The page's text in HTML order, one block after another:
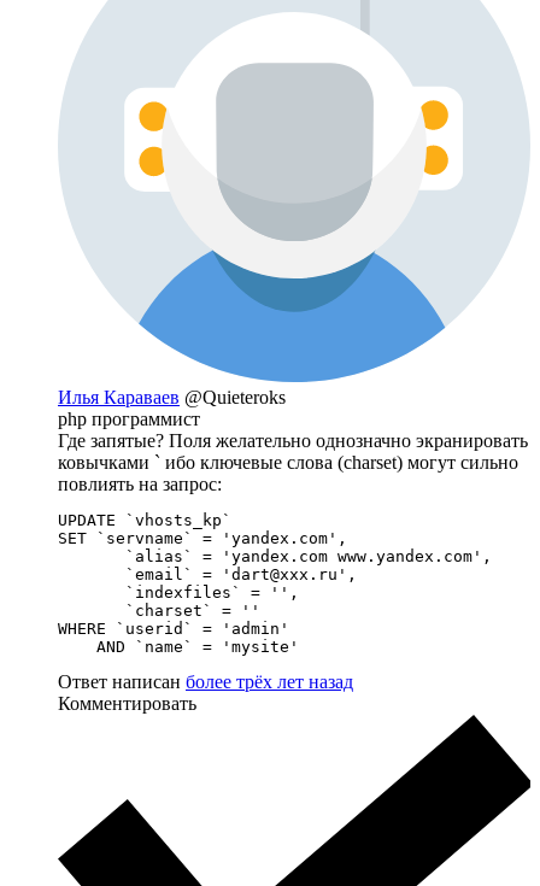
Илья Караваев @Quieteroks
php программист
Где запятые? Поля желательно однозначно экранировать
ковычками ` ибо ключевые слова (charset) могут сильно
повлиять на запрос:
UPDATE `vhosts_kp`
SET `servname` = 'yandex.com',
       `alias` = 'yandex.com www.yandex.com',
       `email` = 'dart@xxx.ru',
       `indexfiles` = '',
       `charset` = ''
WHERE `userid` = 'admin'
    AND `name` = 'mysite'
Ответ написан более трёх лет назад
Комментировать